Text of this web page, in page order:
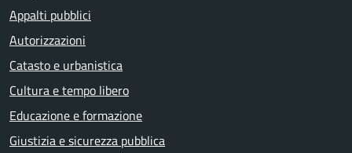
Appalti pubblici
Autorizzazioni
Catasto e urbanistica
Cultura e tempo libero
Educazione e formazione
Giustizia e sicurezza pubblica